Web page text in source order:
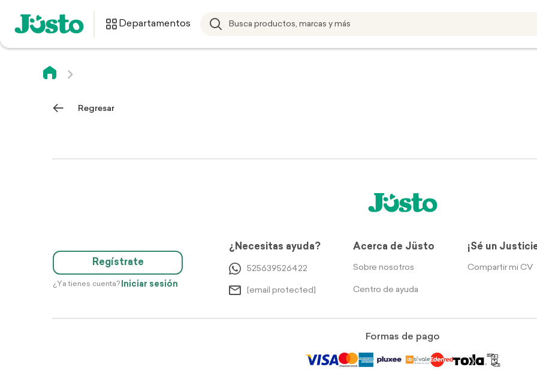
Departamentos
Regresar
Regístrate
¿Ya tienes cuenta? Iniciar sesión
¿Necesitas ayuda?
525639526422
[email protected]
Acerca de Jüsto
Sobre nosotros
Centro de ayuda
¡Sé un
Compartir mi CV
Formas de pago